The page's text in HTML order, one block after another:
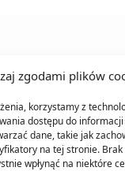
zgodami plików
korzystamy z
dostępu do
dane, takie jak
na tej stronie.
wpłynąć na niektóre